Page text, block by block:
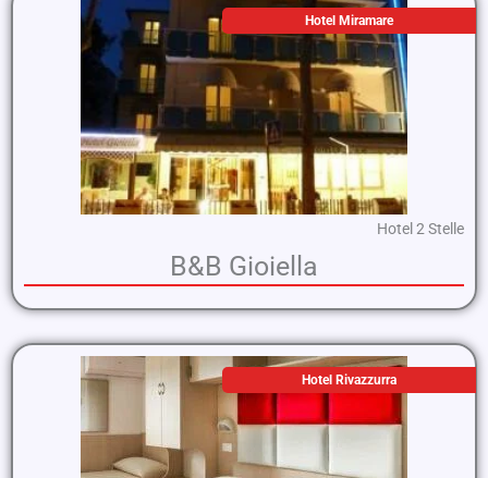
Hotel Miramare
Hotel 2 Stelle
B&B Gioiella
Hotel Rivazzurra